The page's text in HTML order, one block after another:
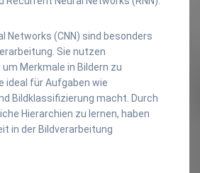
Networks (CNN) sind besonders
Sie nutzen
Merkmale in Bildern zu
ideal für Aufgaben wie
Bildklassifizierung macht. Durch
Hierarchien zu lernen, haben
in der Bildverarbeitung